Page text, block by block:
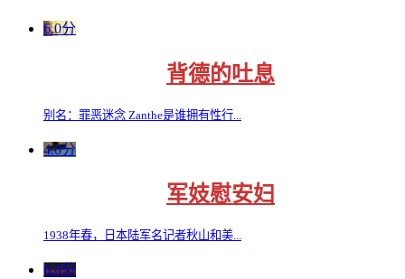
6.0分
背德的吐息
别名：罪恶迷念 Zanthe是谁拥有性行...
4.0分
军妓慰安妇
1938年春，日本陆军名记者秋山和美...
6.0分